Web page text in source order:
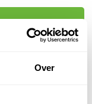
Over
9,6/10.0